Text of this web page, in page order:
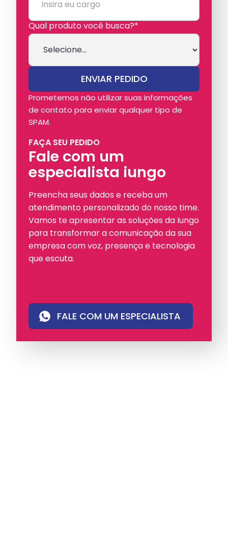
FAÇA SEU PEDIDO
Fale com um
especialista iungo
Preencha seus dados e receba um
atendimento personalizado do nosso time.
Vamos te apresentar as soluções da Iungo
para transformar a comunicação da sua
empresa com voz, presença e tecnologia
que escuta.
FALE COM UM ESPECIALISTA
Qual produto você busca?*
Prometemos não utilizar suas informações
de contato para enviar qualquer tipo de
SPAM.